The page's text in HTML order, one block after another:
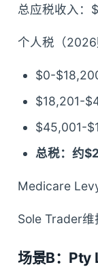
总应税收入
个人税（2026
$0-
$18,201-
$45,001-
总税：约
Medicare
Sole Trader
场景B：Pty